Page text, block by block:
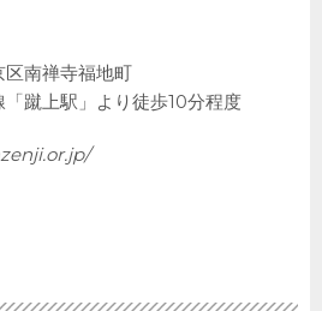
南禅寺福地町
蹴上駅」より徒歩10分程度